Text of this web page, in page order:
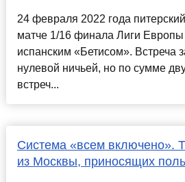
​24 февраля 2022 года
матче 1/16 финала Лиги Европы
испанским «Бетисом». Встреча
нулевой ничьей, но по сумме
встреч...
Система «всем включено».
из Москвы, приносящих